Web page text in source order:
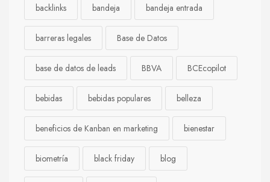
backlinks bandeja bandeja entrada
barreras legales Base de Datos
base de datos de leads BBVA BCEcopilot
bebidas bebidas populares belleza
beneficios de Kanban en marketing bienestar
biometría black friday blog